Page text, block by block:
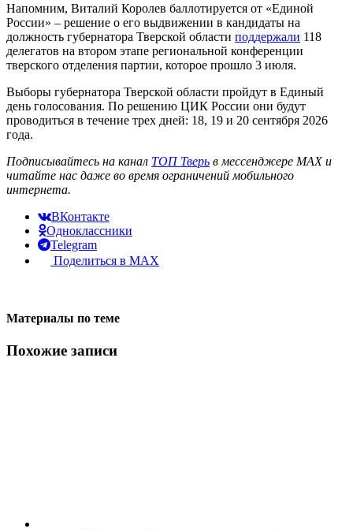
Напомним, Виталий Королев баллотируется от «Единой
России» – решение о его выдвижении в кандидаты на
должность губернатора Тверской области поддержали 118
делегатов на втором этапе региональной конференции
тверского отделения партии, которое прошло 3 июля.
Выборы губернатора Тверской области пройдут в Единый
день голосования. По решению ЦИК России они будут
проводиться в течение трех дней: 18, 19 и 20 сентября 2026
года.
Подписывайтесь на канал ТОП Тверь в мессенджере MAX и
читайте нас даже во время ограничений мобильного
интернета.
ВКонтакте
Одноклассники
Telegram
Поделиться в MAX
Материалы по теме
Похожие записи